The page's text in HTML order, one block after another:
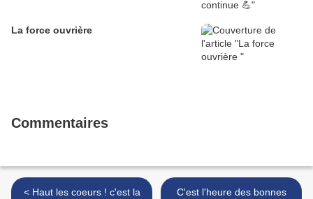
La force ouvrière
Commentaires
< Haut les coeurs ! c'est la
C'est l'heure des bonnes